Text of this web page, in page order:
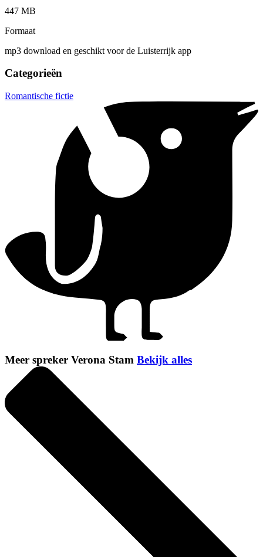
447 MB
Formaat
mp3 download en geschikt voor de Luisterrijk app
Categorieën
Romantische fictie
Meer spreker Verona Stam Bekijk alles